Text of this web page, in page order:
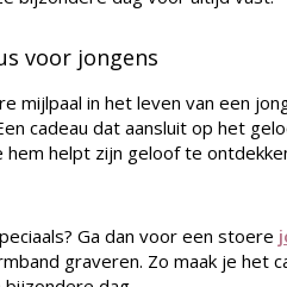
voor jongens
mijlpaal in het leven van een
cadeau dat aansluit op het
helpt zijn geloof te
Ga dan voor een stoere
graveren. Zo maak je het